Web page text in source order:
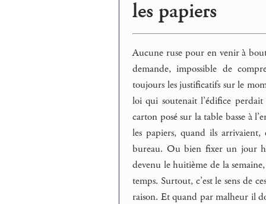
les papiers
Aucune ruse pour en venir à
demande, impossible de
toujours les justificatifs sur le
loi qui soutenait l’édifice perdait
carton posé sur la table basse à
les papiers, quand ils
bureau. Ou bien fixer un jour
devenu le huitième de la
temps. Surtout, c’est le sens de
raison. Et quand par malheur il